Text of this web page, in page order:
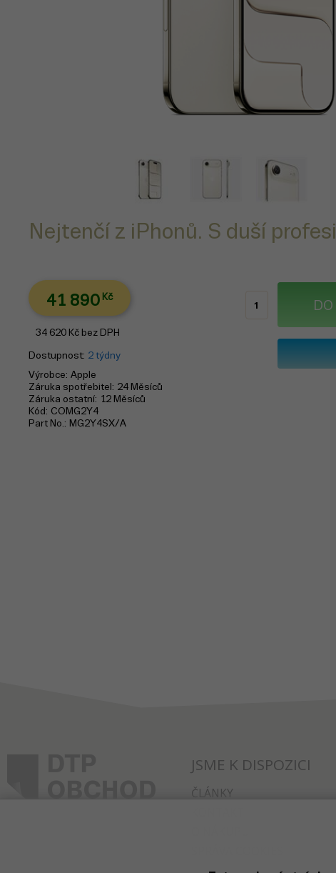
Nejtenčí z iPhonů. S duší
41 890 Kč
34 620 Kč bez DPH
Dostupnost 2 týdny
Výrobce Apple
Záruka spotřebitel
24 Měsíců
Záruka ostatní 12 Měsíců
Kód
COMG2Y4
Part No.
MG2Y4SX/A
JSME K DISPOZICI
ČLÁNKY